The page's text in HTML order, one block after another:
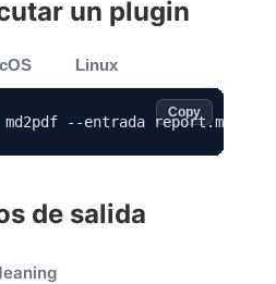
un plugin
Linux
Copy
--entrada report.md --
de salida